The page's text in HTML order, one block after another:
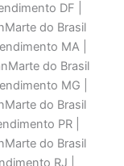
DF |
do Brasil
MA |
do Brasil
MG |
do Brasil
PR |
do Brasil
RJ |